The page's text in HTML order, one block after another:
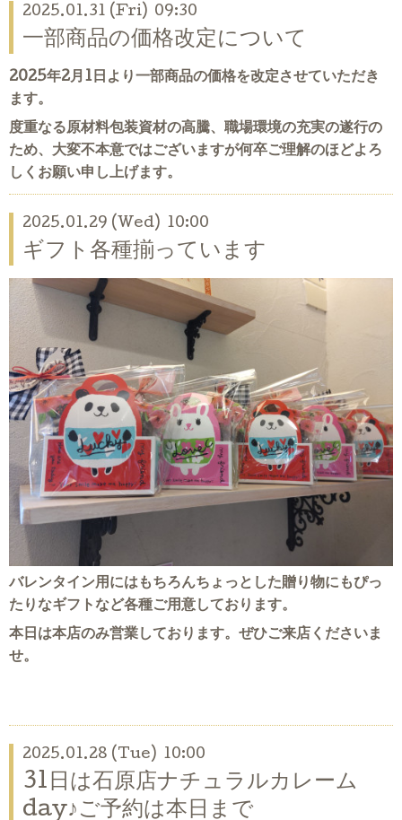
2025.01.31 (Fri) 09:30
一部商品の価格改定について
2025年2月1日より一部商品の価格を改定させていただき
ます。
度重なる原材料包装資材の高騰、職場環境の充実の遂行の
ため、大変不本意ではございますが何卒ご理解のほどよろ
しくお願い申し上げます。
2025.01.29 (Wed) 10:00
ギフト各種揃っています
バレンタイン用にはもちろんちょっとした贈り物にもぴっ
たりなギフトなど各種ご用意しております。
本日は本店のみ営業しております。ぜひご来店くださいま
せ。
2025.01.28 (Tue) 10:00
31日は石原店ナチュラルカレーム
day♪ご予約は本日まで